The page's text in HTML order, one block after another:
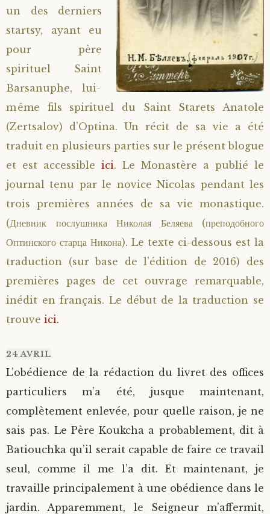
un des derniers
startsy, ayant eu
pour père
spirituel Saint
Barsanuphe, lui-
même fils spirituel du Saint Starets Anatole
(Zertsalov) d’Optina. Un récit de sa vie a été
traduit en plusieurs parties sur le présent blogue
et est accessible ici. Le Monastère a publié le
journal tenu par le novice Nicolas pendant les
trois premières années de sa vie monastique.
(Дневник послушника Николая Беляева (преподобного
Оптинского старца Никона). Le texte ci-dessous est la
traduction (sur base de l’édition de 2016) des
premières pages de cet ouvrage remarquable,
inédit en français. Le début de la traduction se
trouve ici.
24 AVRIL
L’obédience de la rédaction du livret des offices
particuliers m’a été, jusque maintenant,
complètement enlevée, pour quelle raison, je ne
sais pas. Le Père Koukcha a probablement, dit à
Batiouchka qu’il serait capable de faire ce travail
seul, comme il me l’a dit. Et maintenant, je
travaille principalement à une obédience dans le
jardin. Apparemment, le Seigneur m’affermit,